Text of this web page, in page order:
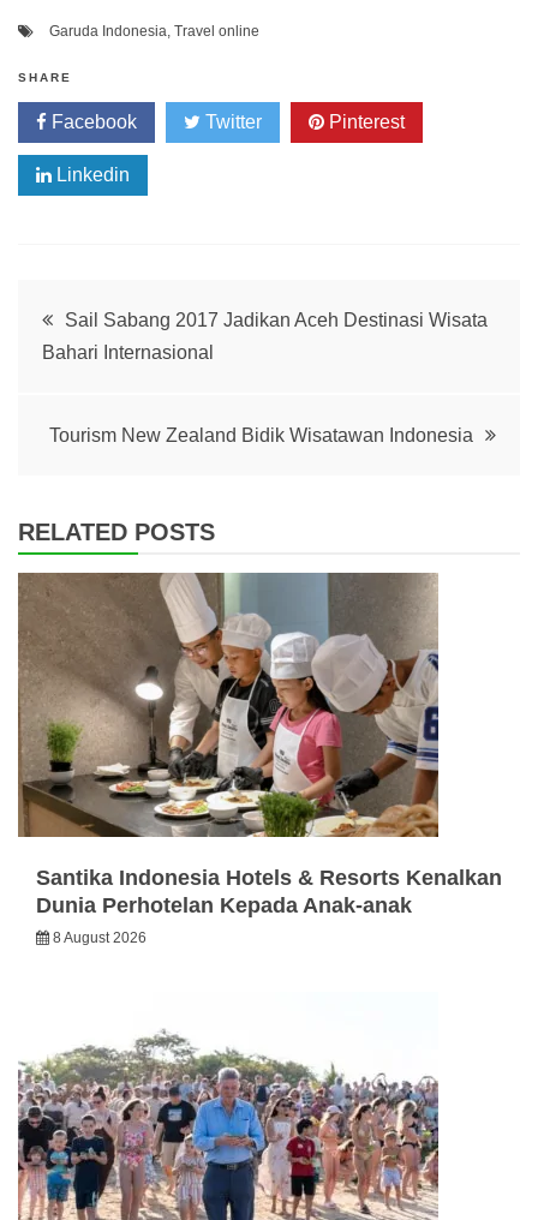
Garuda Indonesia, Travel online
SHARE
Facebook Twitter Pinterest
Linkedin
PostSail Sabang 2017 Jadikan Aceh Destinasi Wisata
Bahari Internasional
Tourism New Zealand Bidik Wisatawan Indonesia
RELATED POSTS
Santika Indonesia Hotels & Resorts Kenalkan
Dunia Perhotelan Kepada Anak-anak
8 August 2026